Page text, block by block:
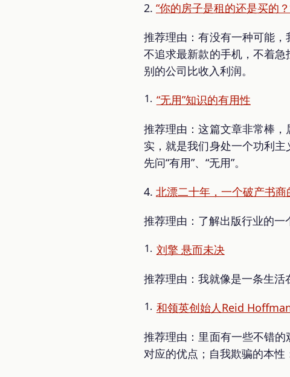
2. “你的房子是租的还是买的？
推荐理由：有没有一种可能
不追求最新款的手机，不着
别的公司比收入利润。
“无用”知识的有用性
推荐理由：这篇文章非常棒
实，就是我们身处一个功利
先问“有用”、“无用”。
4. 北漂二十年，一个破产书
推荐理由：了解出版行业的一
刘擎 悬而未决
推荐理由：我就像是一条生活
和领英创始人Reid
推荐理由：里面有一些不错
对应的优点；自我欺骗的本